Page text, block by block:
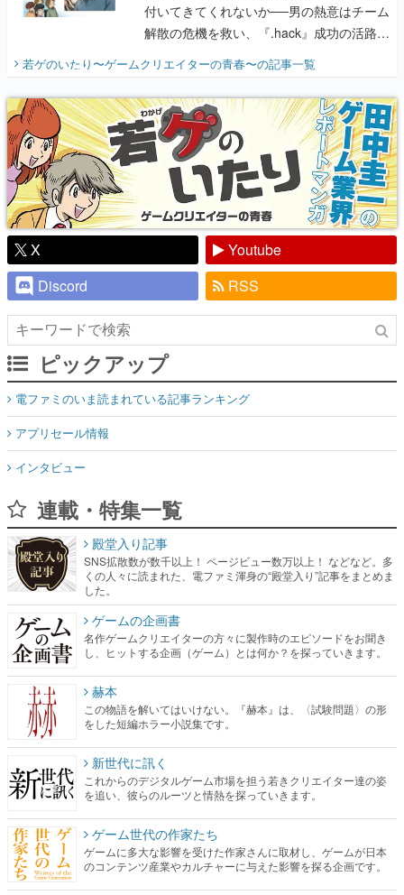
付いてきてくれないか──男の熱意はチーム
解散の危機を救い、『.hack』成功の活路を
開く。業界の快男児・松山 洋に流れる血は
『少年ジャンプ』色だった【若ゲのいた
り】
若ゲのいたり〜ゲームクリエイターの青春〜の記事一覧
X
Youtube
Discord
RSS
ピックアップ
電ファミのいま読まれている記事ランキング
アプリセール情報
インタビュー
連載・特集一覧
殿堂入り記事
SNS拡散数が数千以上！ ページビュー数万以上！ などなど。多
くの人々に読まれた、電ファミ渾身の“殿堂入り”記事をまとめま
した。
ゲームの企画書
名作ゲームクリエイターの方々に製作時のエピソードをお聞き
し、ヒットする企画（ゲーム）とは何か？を探っていきます。
赫本
この物語を解いてはいけない。『赫本』は、〈試験問題〉の形
をした短編ホラー小説集です。
新世代に訊く
これからのデジタルゲーム市場を担う若きクリエイター達の姿
を追い、彼らのルーツと情熱を探っていきます。
ゲーム世代の作家たち
ゲームに多大な影響を受けた作家さんに取材し、ゲームが日本
のコンテンツ産業やカルチャーに与えた影響を探る企画です。